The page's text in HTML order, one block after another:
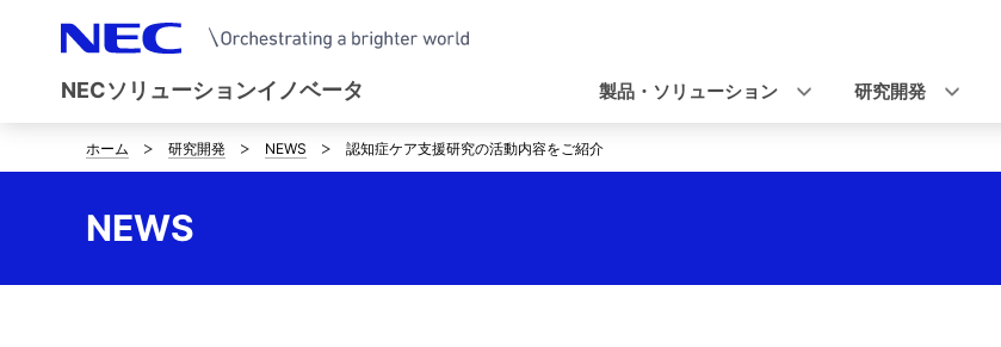
NECソリューションイノベータ
ビ
ゲ
ー
製品・ソリューション 研究開発
サ
イ
ホーム 研究開発 NEWS 認知症ケア支援研究の活動内容をご紹介
NEWS